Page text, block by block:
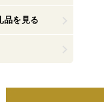
品を見る